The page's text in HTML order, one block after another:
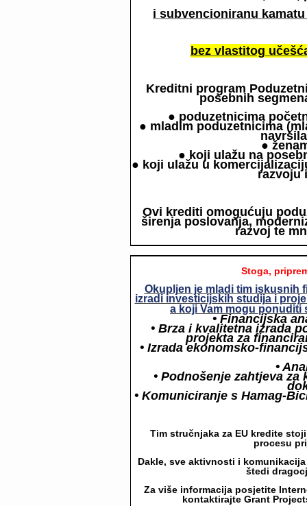
i subvencioniranu
bez vlastitog
Kreditni program
posebnih
● poduzetnicima
● mladim poduzetnicima
●
● koji ulažu na
● koji ulažu u
razvoju
Ovi krediti omogućuju
širenja poslovanja,
razvoj te
Stoga,
Okupljen je mladi tim iskusnih
izradi investicijskih studija i
a koji Vam mogu
• Financijska
• Brza i kvalitetna izrada
projekta za
• Izrada ekonomsko-
•
• Podnošenje zahtjeva
• Komuniciranje s Hamag-
Tim stručnjaka za EU kredite
procesu
Dakle, sve aktivnosti i
štedi
Za više informacija posjetite
kontaktirajte Grant